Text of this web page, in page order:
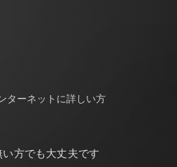
ターネットに詳しい方
方でも大丈夫です